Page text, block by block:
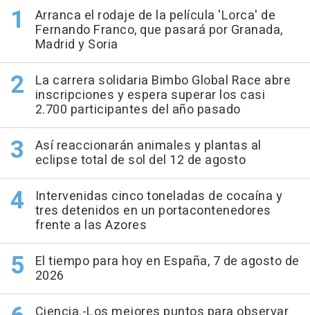
Arranca el rodaje de la película 'Lorca' de
Fernando Franco, que pasará por Granada,
Madrid y Soria
La carrera solidaria Bimbo Global Race abre
inscripciones y espera superar los casi
2.700 participantes del año pasado
Así reaccionarán animales y plantas al
eclipse total de sol del 12 de agosto
Intervenidas cinco toneladas de cocaína y
tres detenidos en un portacontenedores
frente a las Azores
El tiempo para hoy en España, 7 de agosto de
2026